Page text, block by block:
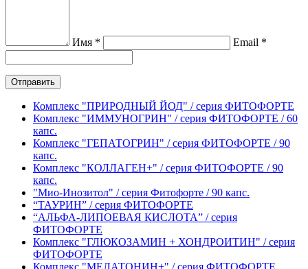
Имя * Email *
Комплекс "ПРИРОДНЫЙ ЙОД" / серия ФИТОФОРТЕ
Комплекс "ИММУНОГРИН" / серия ФИТОФОРТЕ / 60
капс.
Комплекс "ГЕПАТОГРИН" / серия ФИТОФОРТЕ / 90
капс.
Комплекс "КОЛЛАГЕН+" / серия ФИТОФОРТЕ / 90
капс.
"Мио-Инозитол" / серия Фитофорте / 90 капс.
“ТАУРИН” / серия ФИТОФОРТЕ
“АЛЬФА-ЛИПОЕВАЯ КИСЛОТА” / серия
ФИТОФОРТЕ
Комплекс "ГЛЮКОЗАМИН + ХОНДРОИТИН" / серия
ФИТОФОРТЕ